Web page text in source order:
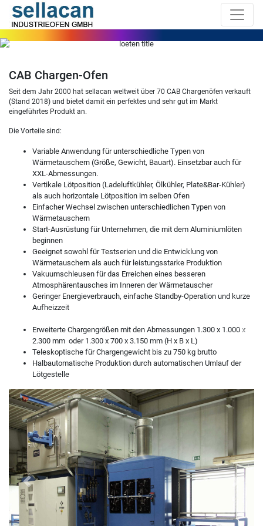
CAB Chargen-Ofen
Seit dem Jahr 2000 hat sellacan weltweit über 70 CAB Chargenöfen verkauft
(Stand 2018) und bietet damit ein perfektes und sehr gut im Markt
eingeführtes Produkt an.
Die Vorteile sind:
Variable Anwendung für unterschiedliche Typen von
Wärmetauschern (Größe, Gewicht, Bauart). Einsetzbar auch für
XXL-Abmessungen.
Vertikale Lötposition (Ladeluftkühler, Ölkühler, Plate&Bar-Kühler)
als auch horizontale Lötposition im selben Ofen
Einfacher Wechsel zwischen unterschiedlichen Typen von
Wärmetauschern
Start-Ausrüstung für Unternehmen, die mit dem Aluminiumlöten
beginnen
Geeignet sowohl für Testserien und die Entwicklung von
Wärmetauschern als auch für leistungsstarke Produktion
Vakuumschleusen für das Erreichen eines besseren
Atmosphärentausches im Inneren der Wärmetauscher
Geringer Energieverbrauch, einfache Standby-Operation und kurze
Aufheizzeit
Erweiterte Chargengrößen mit den Abmessungen 1.300 x 1.000 x
2.300 mm oder 1.300 x 700 x 3.150 mm (H x B x L)
Teleskoptische für Chargengewicht bis zu 750 kg brutto
Halbautomatische Produktion durch automatischen Umlauf der
Lötgestelle
Previous Next